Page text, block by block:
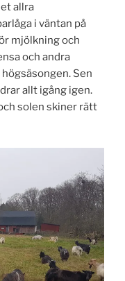
allra
i väntan på
mjölkning och
och andra
Sen
allt igång igen.
solen skiner rätt